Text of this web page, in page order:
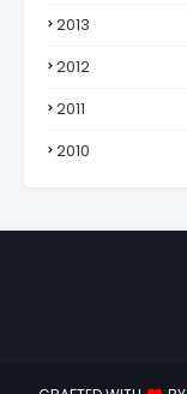
2013
2012
2011
2010